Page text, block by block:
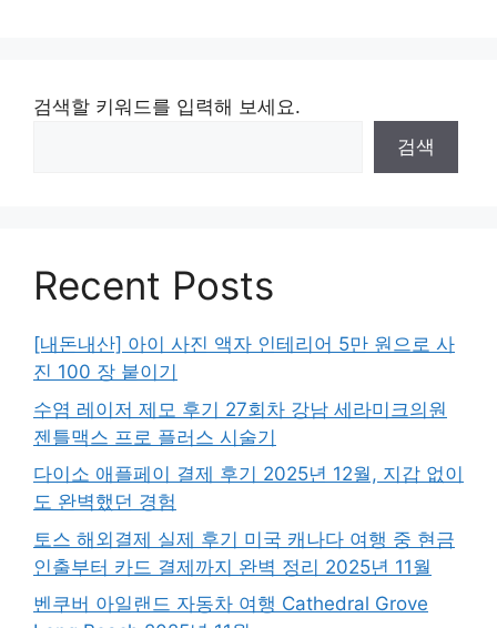
검색할 키워드를 입력해 보세요.
검색
Recent Posts
[내돈내산] 아이 사진 액자 인테리어 5만 원으로 사
진 100 장 붙이기
수염 레이저 제모 후기 27회차 강남 세라미크의원
젠틀맥스 프로 플러스 시술기
다이소 애플페이 결제 후기 2025년 12월, 지갑 없이
도 완벽했던 경험
토스 해외결제 실제 후기 미국 캐나다 여행 중 현금
인출부터 카드 결제까지 완벽 정리 2025년 11월
벤쿠버 아일랜드 자동차 여행 Cathedral Grove